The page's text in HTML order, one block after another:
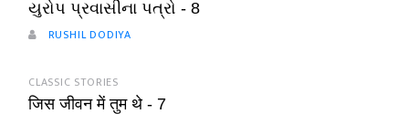
યુરોપ પ્રવાસીના પત્રો - 8
RUSHIL DODIYA
CLASSIC STORIES
जिस जीवन में तुम थे - 7